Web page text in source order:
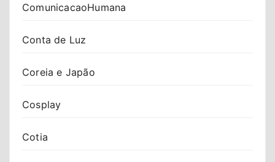
ComunicacaoHumana
Conta de Luz
Coreia e Japão
Cosplay
Cotia